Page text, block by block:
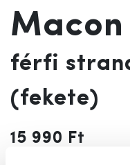
Macon
férfi
(fekete)
15 990 Ft